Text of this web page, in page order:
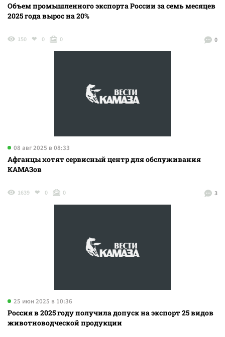
Объем промышленного экспорта России за семь месяцев
2025 года вырос на 20%
0
150 0 0
08 авг 2025 в 08:33
Афганцы хотят сервисный центр для обслуживания
КАМАЗов
3
1639 0 0
25 июн 2025 в 10:36
Россия в 2025 году получила допуск на экспорт 25 видов
животноводческой продукции